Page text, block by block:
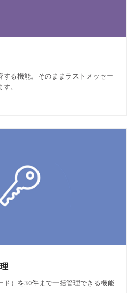
する機能。そのままラストメッセー
。
ド）を30件まで一括管理できる機能